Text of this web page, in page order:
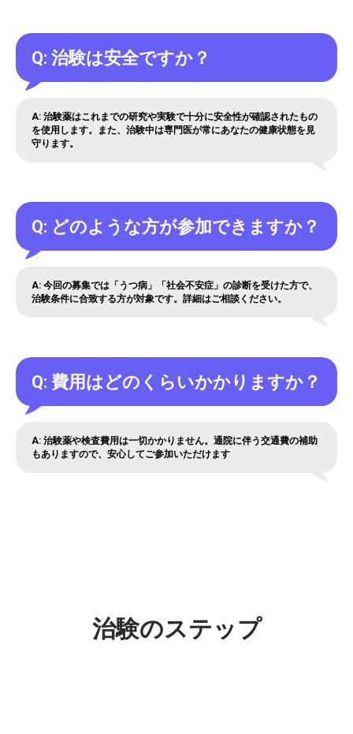
Q: 治験は安全ですか？
A: 治験薬はこれまでの研究や実験で十分に安全性が確認されたもの
を使用します。また、治験中は専門医が常にあなたの健康状態を見
守ります。
Q: どのような方が参加できますか？
A: 今回の募集では「うつ病」「社会不安症」の診断を受けた方で、
治験条件に合致する方が対象です。詳細はご相談ください。
Q: 費用はどのくらいかかりますか？
A: 治験薬や検査費用は一切かかりません。通院に伴う交通費の補助
もありますので、安心してご参加いただけます
治験のステップ